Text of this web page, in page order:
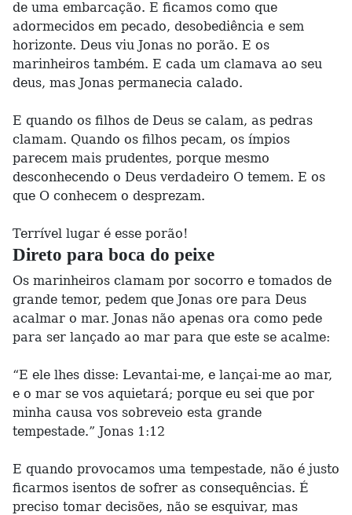
de uma embarcação. E ficamos como que
adormecidos em pecado, desobediência e sem
horizonte. Deus viu Jonas no porão. E os
marinheiros também. E cada um clamava ao seu
deus, mas Jonas permanecia calado.
E quando os filhos de Deus se calam, as pedras
clamam. Quando os filhos pecam, os ímpios
parecem mais prudentes, porque mesmo
desconhecendo o Deus verdadeiro O temem. E os
que O conhecem o desprezam.
Terrível lugar é esse porão!
Direto para boca do peixe
Os marinheiros clamam por socorro e tomados de
grande temor, pedem que Jonas ore para Deus
acalmar o mar. Jonas não apenas ora como pede
para ser lançado ao mar para que este se acalme:
“E ele lhes disse: Levantai-me, e lançai-me ao mar,
e o mar se vos aquietará; porque eu sei que por
minha causa vos sobreveio esta grande
tempestade.” Jonas 1:12
E quando provocamos uma tempestade, não é justo
ficarmos isentos de sofrer as consequências. É
preciso tomar decisões, não se esquivar, mas